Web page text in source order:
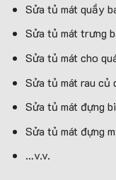
Sửa tủ mát quầy
Sửa tủ mát trưng
Sửa tủ mát cho
Sửa tủ mát rau củ
Sửa tủ mát đựng
Sửa tủ mát đựng
…v.v.